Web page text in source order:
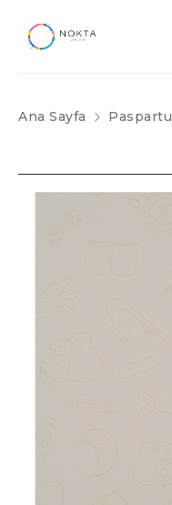
Ana Sayfa Paspartu